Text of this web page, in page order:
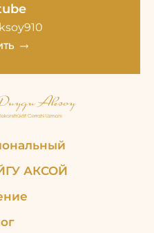
АКСОЙ